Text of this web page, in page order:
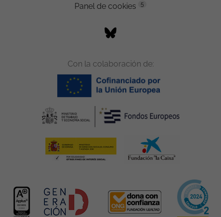
Panel de cookies
5
Con la colaboración de: